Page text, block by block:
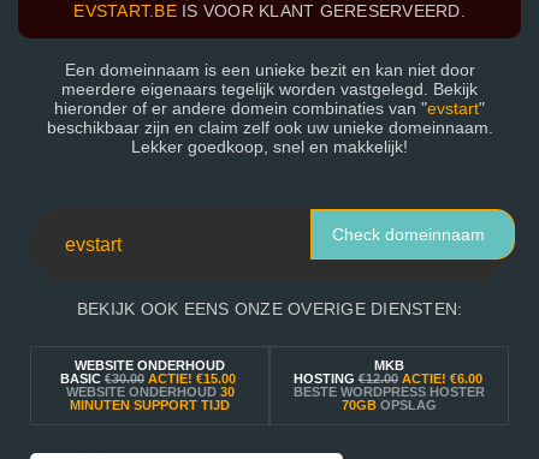
EVSTART.BEIS VOOR KLANT GERESERVEERD.
Een domeinnaam is een unieke bezit en kan niet door
meerdere eigenaars tegelijk worden vastgelegd. Bekijk
hieronder of er andere domein combinaties van "evstart"
beschikbaar zijn en claim zelf ook uw unieke domeinnaam.
Lekker goedkoop, snel en makkelijk!
Check domeinnaam
BEKIJK OOK EENS ONZE OVERIGE DIENSTEN:
WEBSITE ONDERHOUD
BASIC €30.00 ACTIE! €15.00
WEBSITE ONDERHOUD 30
MINUTEN SUPPORT TIJD
MKB
HOSTING €12.00 ACTIE! €6.00
BESTE WORDPRESS HOSTER
70GB OPSLAG